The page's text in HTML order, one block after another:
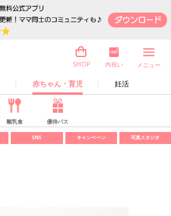
赤ちゃん・育児 妊活
SHOP 内祝い メニュー
離乳食 優待パス
SNS キャンペーン 写真スタジオ